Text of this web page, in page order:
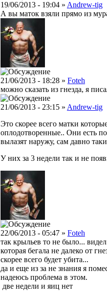
19/06/2013 - 19:04 » Andrew-tig
А вы маток взяли прямо из
21/06/2013 - 18:28 » Foteh
можно сказать из гнезда, я
21/06/2013 - 23:15 » Andrew-tig
Это скорее всего матки
оплодотворенные.. Они есть
вылазят наружу, сам давно
У них за 3 недели так и не
22/06/2013 - 05:47 » Foteh
так крыльев то не было...
которая бегала не далеко от
скорее всего будет убита...
да и еще из за не знания я
надеюсь проблема в этом.
две недели и яиц нет